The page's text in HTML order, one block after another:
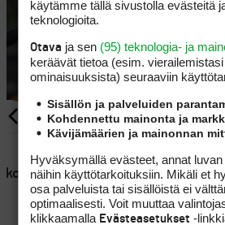
AJANKOHTAISTA
Lappajärvellä
sunnuntaina hyvin
erikoisessa
käytämme tällä sivustolla evästeitä
teknologioita.
Otava ja sen (95) teknologia- ja
keräävät tietoa (esim.
ominaisuuk­sista) seuraaviin
Sisällön ja palveluiden
Kohdennettu mainonta ja
Kävijämäärien ja mainonnan
Hyväksymällä evästeet, annat
näihin käyttötarkoituksiin. Mikäli et
osa palveluista tai sisällöistä ei
optimaalisesti. Voit muuttaa
klikkaamalla Evästeasetukset -